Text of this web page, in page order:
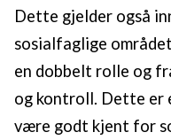
Dette gjelder også
sosialfaglige
en dobbelt rolle og
og kontroll. Dette er
være godt kjent for